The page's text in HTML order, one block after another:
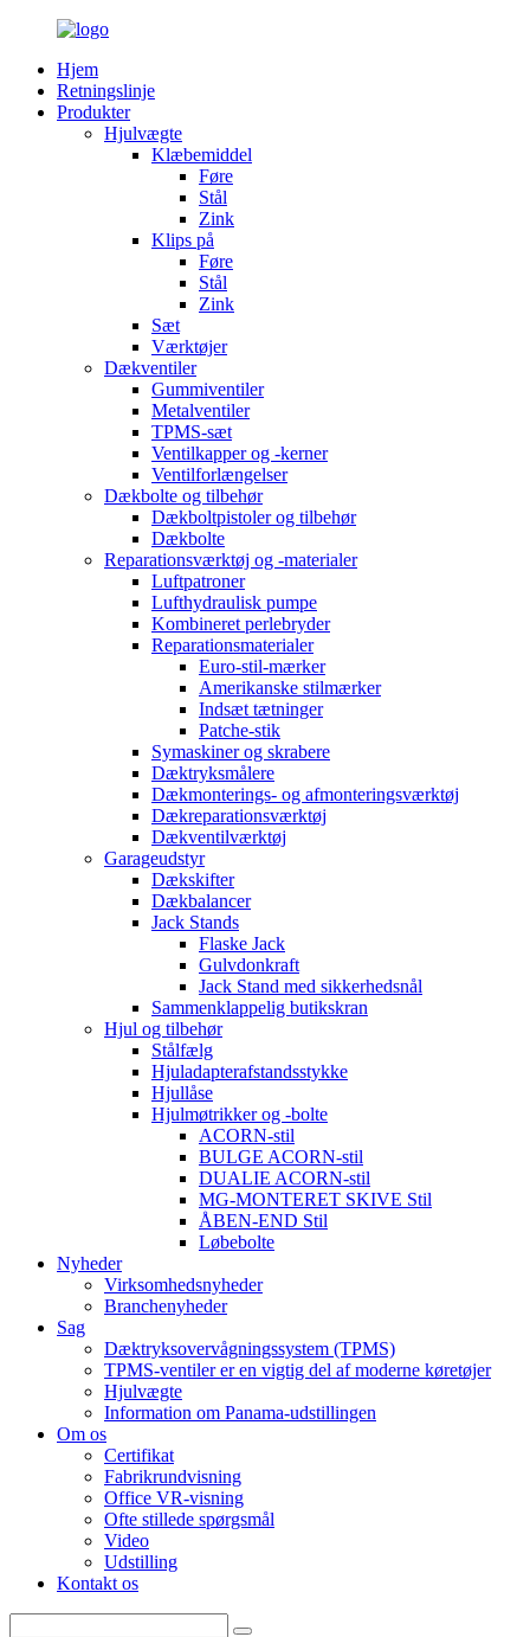
Hjem
Retningslinje
Produkter
Hjulvægte
Klæbemiddel
Føre
Stål
Zink
Klips på
Føre
Stål
Zink
Sæt
Værktøjer
Dækventiler
Gummiventiler
Metalventiler
TPMS-sæt
Ventilkapper og -kerner
Ventilforlængelser
Dækbolte og tilbehør
Dækboltpistoler og tilbehør
Dækbolte
Reparationsværktøj og -materialer
Luftpatroner
Lufthydraulisk pumpe
Kombineret perlebryder
Reparationsmaterialer
Euro-stil-mærker
Amerikanske stilmærker
Indsæt tætninger
Patche-stik
Symaskiner og skrabere
Dæktryksmålere
Dækmonterings- og afmonteringsværktøj
Dækreparationsværktøj
Dækventilværktøj
Garageudstyr
Dækskifter
Dækbalancer
Jack Stands
Flaske Jack
Gulvdonkraft
Jack Stand med sikkerhedsnål
Sammenklappelig butikskran
Hjul og tilbehør
Stålfælg
Hjuladapterafstandsstykke
Hjullåse
Hjulmøtrikker og -bolte
ACORN-stil
BULGE ACORN-stil
DUALIE ACORN-stil
MG-MONTERET SKIVE Stil
ÅBEN-END Stil
Løbebolte
Nyheder
Virksomhedsnyheder
Branchenyheder
Sag
Dæktryksovervågningssystem (TPMS)
TPMS-ventiler er en vigtig del af moderne køretøjer
Hjulvægte
Information om Panama-udstillingen
Om os
Certifikat
Fabrikrundvisning
Office VR-visning
Ofte stillede spørgsmål
Video
Udstilling
Kontakt os